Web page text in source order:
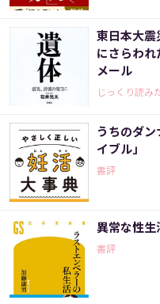
東日本大
にさらわ
メール
じっくり読み
うちのダ
イブル」
書評
異常な性生
書評